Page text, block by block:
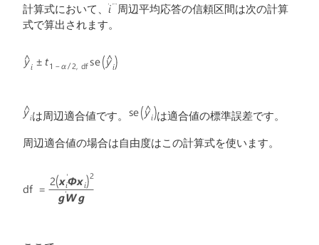
計算式において、
周辺平均応答の信頼区間は次の計算
式で算出されます。
は周辺適合値です。
は適合値の標準誤差です。
周辺適合値の場合は自由度はこの計算式を使います。